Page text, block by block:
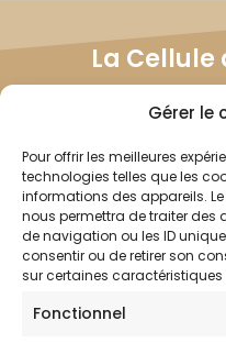
Gérer le
Pour offrir les meilleures
technologies telles que les
informations des appareils.
nous permettra de traiter des
de navigation ou les ID
consentir ou de retirer son
sur certaines caractéristiques
Fonctionnel
La Cellule
Rejoignez la
Ensemble, nous